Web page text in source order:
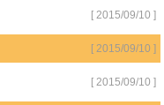
[ 2015/09/10 ]
[ 2015/09/10 ]
[ 2015/09/10 ]